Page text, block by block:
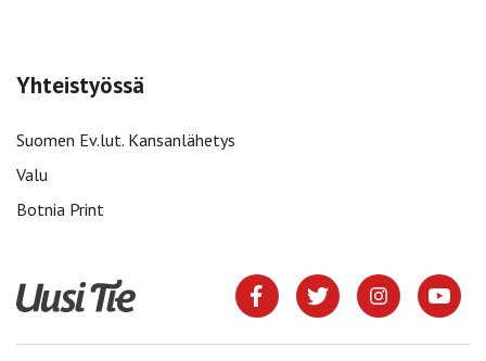
Yhteistyössä
Suomen Ev.lut. Kansanlähetys
Valu
Botnia Print